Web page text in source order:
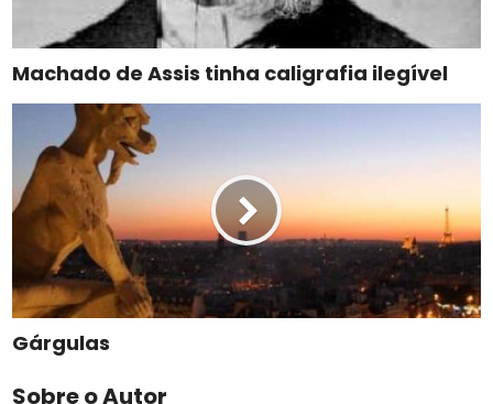
Machado de Assis tinha caligrafia ilegível
Gárgulas
Sobre o Autor